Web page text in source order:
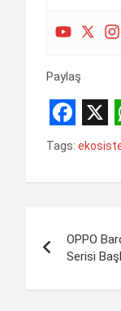
Paylaş
F
c
b
o
X
Tags:
OPPO
Serisi